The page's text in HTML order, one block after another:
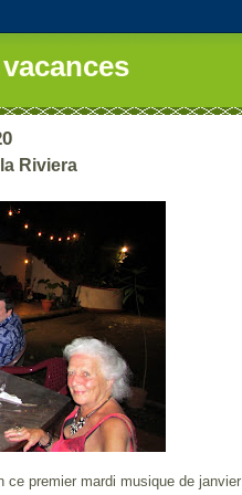
Riviera
ce premier mardi musique de janvier